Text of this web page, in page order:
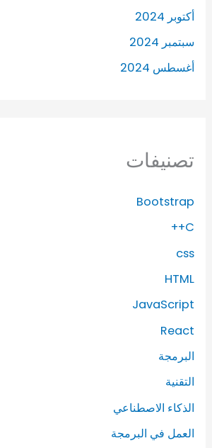
أكتوبر 2024
سبتمبر 2024
أغسطس 2024
تصنيفات
Bootstrap
C++
css
HTML
JavaScript
React
البرمجة
التقنية
الذكاء الاصطناعي
العمل في البرمجة